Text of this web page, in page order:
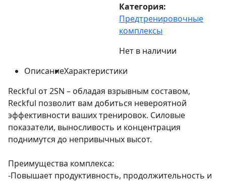
Категория:
Предтренировочные
комплексы
Нет в наличии
ОписаниеХарактеристики
Reckful от 2SN – обладая взрывным составом,
Reckful позволит вам добиться невероятной
эффективности ваших тренировок. Силовые
показатели, выносливость и концентрация
поднимутся до непривычных высот.
Преимущества комплекса:
-Повышает продуктивность, продолжительность и